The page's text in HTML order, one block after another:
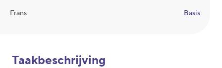
Frans Basis
Taakbeschrijving